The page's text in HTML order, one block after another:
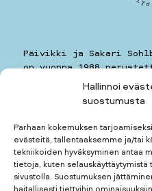
Hallinnoi
suostumusta
Parhaan kokemuksen
evästeitä, tallentaaksemme ja/tai
tekniikoiden hyväksyminen antaa
tietoja, kuten selauskäyttäytymistä
sivustolla. Suostumuksen
haitallisesti tiettyihin
Päivikki ja Sakari
on vuonna 1988
yleishyödyllinen säätiö.
Kauppiaankatu 11 A 7
00160 HELSINKI
puhelin: 050 5781259
kotimuseon puhelin: 050